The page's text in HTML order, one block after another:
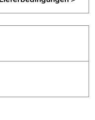
deutschland-gmbh